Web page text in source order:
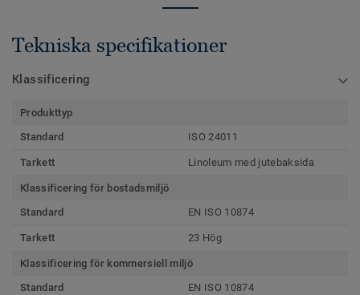
Tekniska specifikationer
Klassificering
Produkttyp
Standard
ISO 24011
Tarkett Linoleum med jutebaksida
Klassificering för bostadsmiljö
Standard
EN ISO 10874
Tarkett 23 Hög
Klassificering för kommersiell miljö
Standard
EN ISO 10874